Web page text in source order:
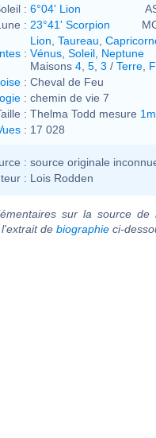
: 6°04' Lion
: 23°41' Scorpion
:
Lion Taureau
Vénus Soleil Neptune
Maisons 4 5 3 / Terre
: Cheval de Feu
: chemin de vie 7
: Thelma Todd mesure
: 17 028
: source originale
: Lois Rodden
sur la source
de biographie ci-